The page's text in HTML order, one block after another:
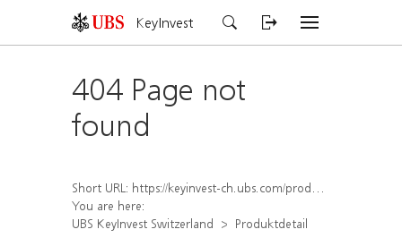
KeyInvest
404 Page not
found
Short URL: https://keyinvest-ch.ubs.com/produkt/detail/index/isin/CH1579298667
You are here:
UBS KeyInvest Switzerland
Produktdetail